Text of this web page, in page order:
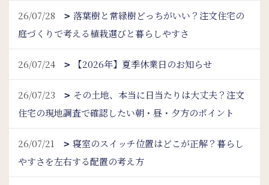
26/07/28
落葉樹と常緑樹どっちがいい？注文住宅の
庭づくりで考える植栽選びと暮らしやすさ
26/07/24 【2026年】夏季休業日のお知らせ
26/07/23
その土地、本当に日当たりは大丈夫？注文
住宅の現地調査で確認したい朝・昼・夕方のポイント
26/07/21
寝室のスイッチ位置はどこが正解？暮らし
やすさを左右する配置の考え方